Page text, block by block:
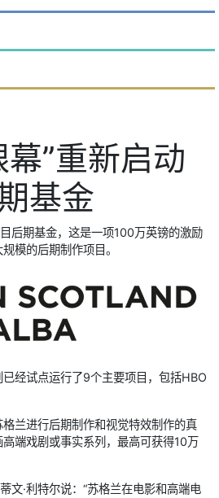
”重新启动
基金
后期基金，这是一项100万英镑的激励
模的后期制作项目。
经试点运行了9个主要项目，包括HBO
兰进行后期制作和视觉特效制作的真
端戏剧或事实系列，最高可获得10万
文·利特尔说：“苏格兰在电影和高端电